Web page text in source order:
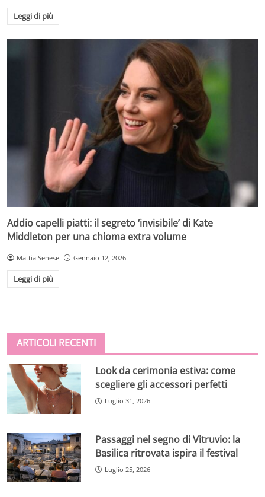
Leggi di più
Addio capelli piatti: il segreto ‘invisibile’ di Kate
Middleton per una chioma extra volume
Mattia Senese Gennaio 12, 2026
Leggi di più
ARTICOLI RECENTI
Look da cerimonia estiva: come
scegliere gli accessori perfetti
Luglio 31, 2026
Passaggi nel segno di Vitruvio: la
Basilica ritrovata ispira il festival
Luglio 25, 2026